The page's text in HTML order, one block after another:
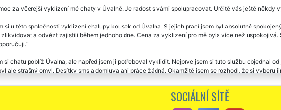
za včerejší vyklízení mé chaty v Úvalně. Je radost s vámi spolupracovat. Určitě vás ještě někdy
si u této společnosti vyklizení chalupy kousek od Úvalna. S jejich prací jsem byl absolutně
a odvézt zajistili během jednoho dne. Cena za vyklizení pro mě byla více než uspokojivá.
si chatu poblíž Úvalna, ale napřed jsem ji potřeboval vyklidit. Nejprve jsem si tuto službu objednal
ale strašný omyl. Desítky sms a domluva ani práce žádná. Okamžitě jsem se rozhodl, že si vyberu
i podmínky na vyklizení mé chaty. Práce běžela jako po drátku, ani jsem se nestačil rozkoukat, a
že jsem byl se službami této společnosti absolutně spokojený a rozhodně je budu každému
SOCIÁLNÍ SÍTĚ